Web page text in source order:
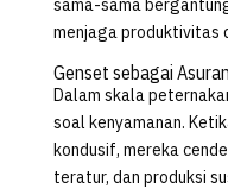
menjaga produktivitas
Genset sebagai
Dalam skala
soal kenyamanan.
kondusif, mereka
teratur, dan produksi